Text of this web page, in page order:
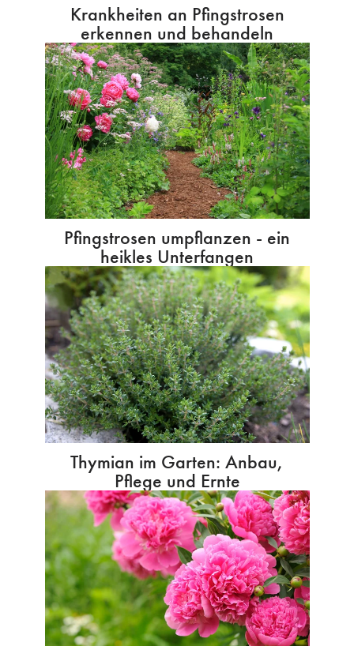
Krankheiten an Pfingstrosen
erkennen und behandeln
Pfingstrosen umpflanzen - ein
heikles Unterfangen
Thymian im Garten: Anbau,
Pflege und Ernte